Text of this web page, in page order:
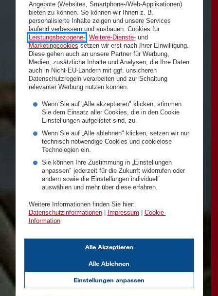
Angebote (Websites, Smartphone-/Web-Applikationen)
bieten zu können. So können wir Ihnen z. B.
personalisierte Inhalte zeigen und unsere Services
laufend verbessern und ausbauen. Cookies für
Leistungsbezogene-, Weitere-Dienste-und
Marketingcookies setzen wir erst nach Ihrer Einwilligung.
Diese gehen auch an unsere Partner für Werbung,
Medien, zusätzliche Inhalte und Analysen, die Ihre Daten
auch in Nicht-EU-Ländern mit ggf. unsicheren
Datenschutzregeln verarbeiten und zur Schaltung
relevanter Werbung nutzen können.
Wenn Sie auf „Alle akzeptieren" klicken, stimmen
Sie dem Einsatz aller Cookies, die in den Cookie
Einstellungen aufgelistet sind, zu.
Wenn Sie auf „Alle ablehnen" klicken, setzen wir nur
technisch notwendige Cookies und cookielose
Technologien ein.
Sie können Ihre Zustimmung in „Einstellungen
anpassen" jederzeit für die Zukunft widerrufen oder
ändern sowie die Einstellungen individuell
auswählen und mehr über diese erfahren.
Weitere Informationen finden Sie hier:
Datenschutzinformationen| Impressum
Cookie-
Information
Einstellungen anpassen
Alle Ablehnen
Alle Akzeptieren